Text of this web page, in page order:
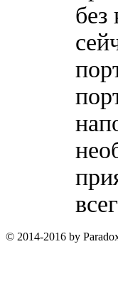
© 2014-2016 by